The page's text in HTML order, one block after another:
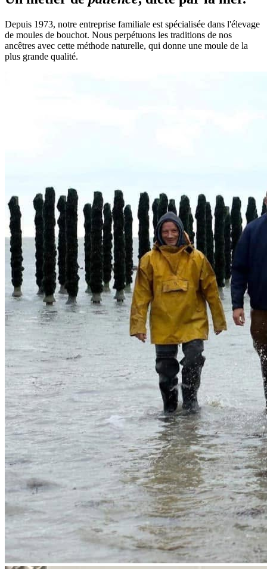
Depuis 1973, notre entreprise familiale est spécialisée dans l'élevage
de moules de bouchot. Nous perpétuons les traditions de nos
ancêtres avec cette méthode naturelle, qui donne une moule de la
plus grande qualité.